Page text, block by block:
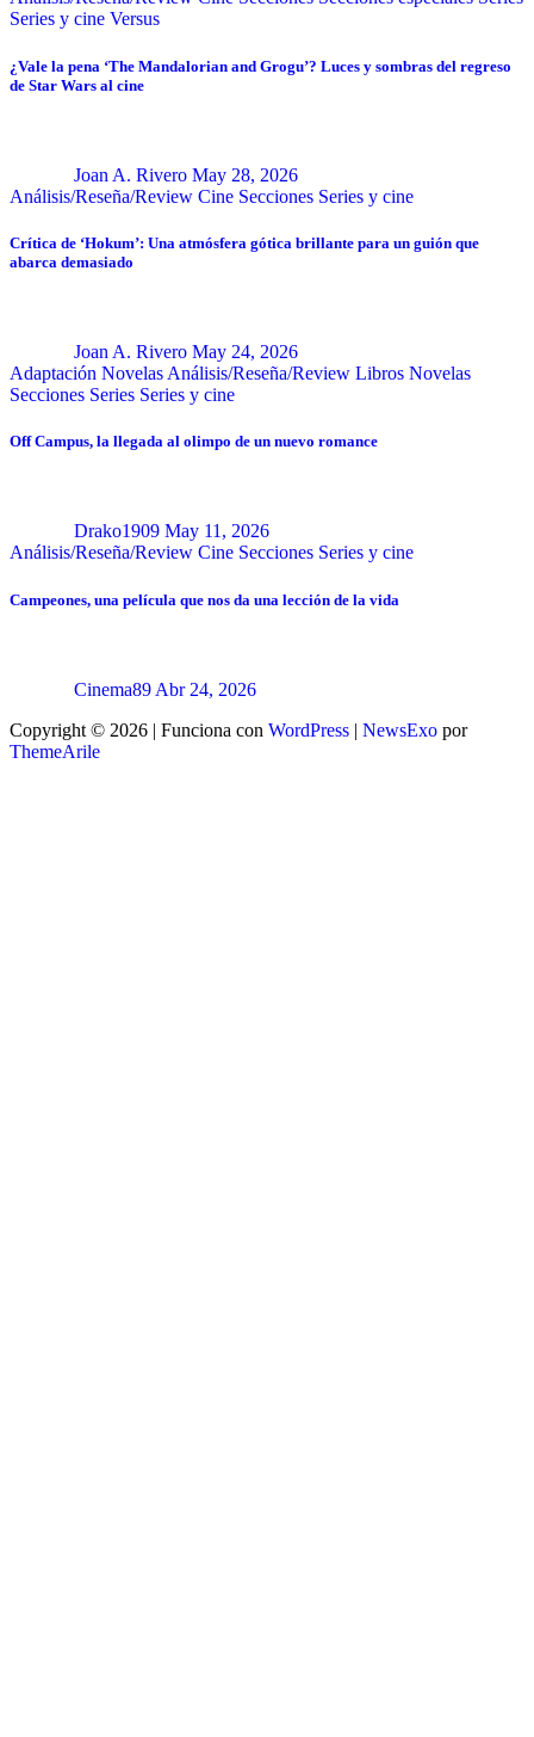
Series y cine Versus
¿Vale la pena ‘The Mandalorian and Grogu’? Luces y sombras del regreso
de Star Wars al cine
Joan A. Rivero May 28, 2026
Análisis/Reseña/Review Cine Secciones Series y cine
Crítica de ‘Hokum’: Una atmósfera gótica brillante para un guión que
abarca demasiado
Joan A. Rivero May 24, 2026
Adaptación Novelas Análisis/Reseña/Review Libros Novelas
Secciones Series Series y cine
Off Campus, la llegada al olimpo de un nuevo romance
Drako1909 May 11, 2026
Análisis/Reseña/Review Cine Secciones Series y cine
Campeones, una película que nos da una lección de la vida
Cinema89 Abr 24, 2026
Copyright © 2026 | Funciona con WordPress | NewsExo por
ThemeArile